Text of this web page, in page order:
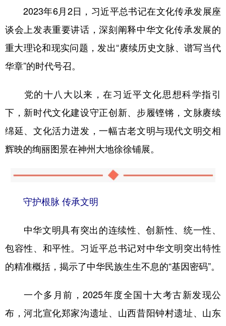
多语种频道
English Español Français عربى
Deutsch Português
2023年6月2日，习近平总书记在文化传承发展座
谈会上发表重要讲话，深刻阐释中华文化传承发展的
重大理论和现实问题，发出“赓续历史文脉、谱写当代
华章”的时代号召。
党的十八大以来，在习近平文化思想科学指引
下，新时代文化建设守正创新、步履铿锵，文脉赓续
绵延、文化活力迸发，一幅古老文明与现代文明交相
辉映的绚丽图景在神州大地徐徐铺展。
守护根脉 传承文明
中华文明具有突出的连续性、创新性、统一性、
包容性、和平性。习近平总书记对中华文明突出特性
的精准概括，揭示了中华民族生生不息的“基因密码”。
一个多月前，2025年度全国十大考古新发现公
布，河北宣化郑家沟遗址、山西昔阳钟村遗址、山东